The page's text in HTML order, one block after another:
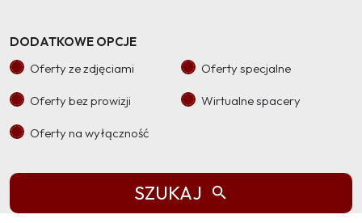
DODATKOWE OPCJE
Oferty ze zdjęciami
Oferty specjalne
Oferty bez prowizji Wirtualne spacery
Oferty na wyłączność
SZUKAJ